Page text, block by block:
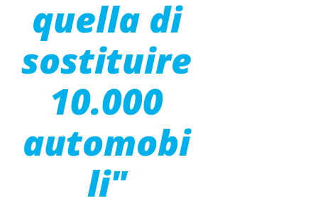
quella di
sostituire
10.000
automobi
li"